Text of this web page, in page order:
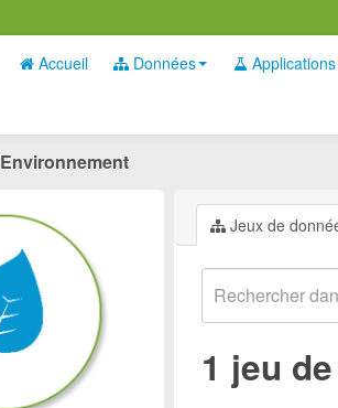
Accueil Données Applications
Environnement
Jeux de
1 jeu